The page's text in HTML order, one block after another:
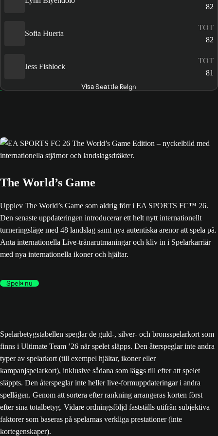
82
Sofia Huerta
TOT
82
Jess Fishlock
TOT
81
Visa Seattle Reign
The World’s Game
Upplev The World’s Game som aldrig förr i EA SPORTS FC™ 26.
Den senaste uppdateringen introducerar ett helt nytt internationellt
turneringsläge med 48 landslag samt nya autentiska arenor att spela på.
Anta internationella Live-tränarutmaningar och kliv in i Spelarkarriär
med nya internationella ikoner och hjältar.
Spela nu
Spelarbetygstabellen speglar de guld-, silver- och bronsspelarkort som
finns i Ultimate Team ’26 när spelet släpps. Den återspeglar inte andra
typer av spelarkort (till exempel hjältar, ikoner eller
kampanjspelarkort), inklusive sådana som läggs till efter att spelet
släppts. Den återspeglar inte heller live-formuppdateringar i andra
spellägen. Genom att sortera efter rankning arrangeras korten först
efter sina totalbetyg. Vidare ordningsföljd fastställs utifrån subjektiva
faktorer som baseras på spelarnas verkliga prestationer (inte
kortegenskaper).